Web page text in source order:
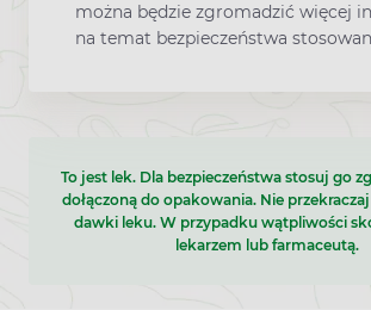
można będzie zgromadzić więcej
na temat bezpieczeństwa
To jest lek. Dla bezpieczeństwa stosuj go
dołączoną do opakowania. Nie
dawki leku. W przypadku wątpliwości
lekarzem lub farmaceutą.